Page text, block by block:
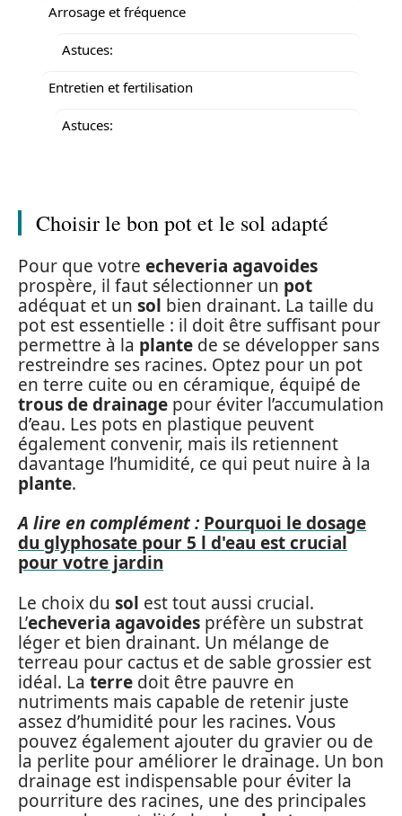
Arrosage et fréquence
Astuces:
Entretien et fertilisation
Astuces:
Choisir le bon pot et le sol adapté
Pour que votre echeveria agavoides
prospère, il faut sélectionner un pot
adéquat et un sol bien drainant. La taille du
pot est essentielle : il doit être suffisant pour
permettre à la plante de se développer sans
restreindre ses racines. Optez pour un pot
en terre cuite ou en céramique, équipé de
trous de drainage pour éviter l’accumulation
d’eau. Les pots en plastique peuvent
également convenir, mais ils retiennent
davantage l’humidité, ce qui peut nuire à la
plante.
A lire en complément : Pourquoi le dosage
du glyphosate pour 5 l d'eau est crucial
pour votre jardin
Le choix du sol est tout aussi crucial.
L’echeveria agavoides préfère un substrat
léger et bien drainant. Un mélange de
terreau pour cactus et de sable grossier est
idéal. La terre doit être pauvre en
nutriments mais capable de retenir juste
assez d’humidité pour les racines. Vous
pouvez également ajouter du gravier ou de
la perlite pour améliorer le drainage. Un bon
drainage est indispensable pour éviter la
pourriture des racines, une des principales